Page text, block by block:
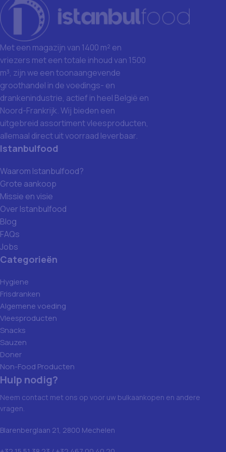
Met een magazijn van 1400 m² en
vriezers met een totale inhoud van 1500
m³, zijn we een toonaangevende
groothandel in de voedings- en
drankenindustrie, actief in heel België en
Noord-Frankrijk. Wij bieden een
uitgebreid assortiment vleesproducten,
allemaal direct uit voorraad leverbaar.
Istanbulfood
Waarom Istanbulfood?
Grote aankoop
Missie en visie
Over Istanbulfood
Blog
FAQs
Jobs
Categorieën
Hygiene
Frisdranken
Algemene voeding
Vleesproducten
Snacks
Sauzen
Doner
Non-Food Producten
Hulp nodig?
Neem contact met ons op voor uw bulkaankopen en andere
vragen.
Blarenberglaan 21, 2800 Mechelen